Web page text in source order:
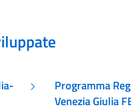
Programma
Venezia Giulia